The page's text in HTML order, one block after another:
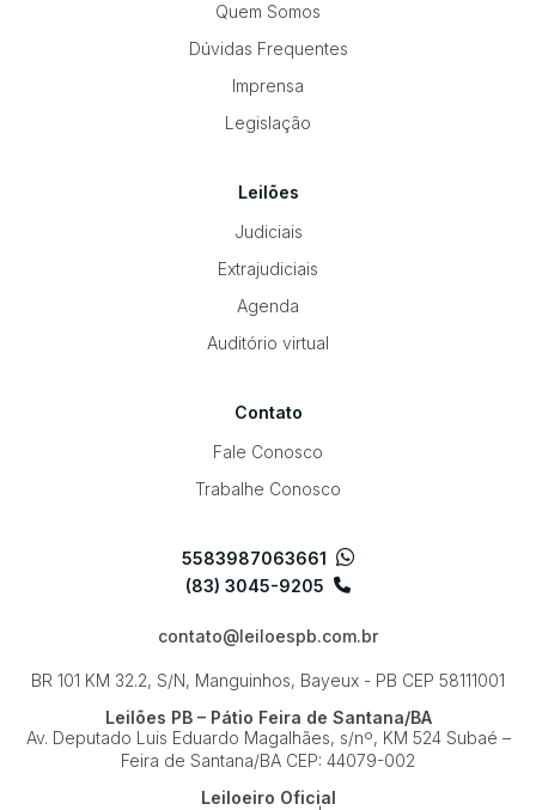
Quem Somos
Dúvidas Frequentes
Imprensa
Legislação
Leilões
Judiciais
Extrajudiciais
Agenda
Auditório virtual
Contato
Fale Conosco
Trabalhe Conosco
5583987063661
(83) 3045-9205
contato@leiloespb.com.br
BR 101 KM 32.2, S/N, Manguinhos, Bayeux - PB CEP 58111001
Leilões PB – Pátio Feira de Santana/BA
Av. Deputado Luis Eduardo Magalhães, s/nº, KM 524Subaé –
Feira de Santana/BA CEP: 44079-002
Leiloeiro Oficial